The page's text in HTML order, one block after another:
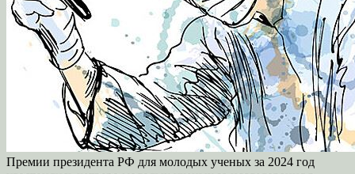
Премии президента РФ для молодых ученых за 2024 год